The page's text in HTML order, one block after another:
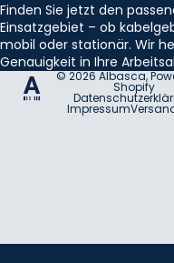
Finden Sie jetzt den
Einsatzgebiet – ob
mobil oder stationär. Wir
Genauigkeit in Ihre
© 2026Albasca,
Shopify
Impressum